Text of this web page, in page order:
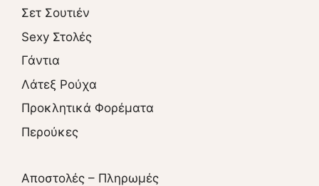
Σετ Σουτιέν
Sexy Στολές
Γάντια
Λάτεξ Ρούχα
Προκλητικά Φορέματα
Περούκες
Αποστολές – Πληρωμές